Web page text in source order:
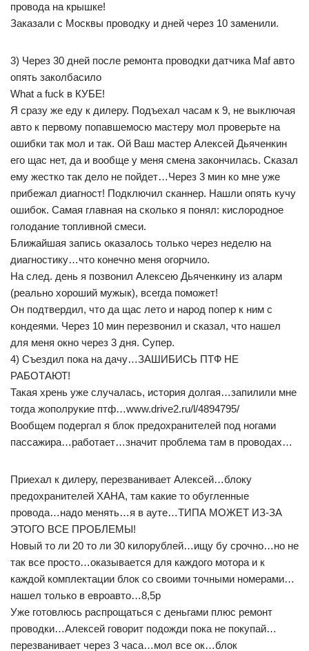
провода на крышке!
Заказали с Москвы проводку и дней через 10 заменили.
3) Через 30 дней после ремонта проводки датчика Maf авто
опять заколбасило
What a fuck в КУБЕ!
Я сразу же еду к дилеру. Подъехал часам к 9, не выключая
авто к первому попавшемосю мастеру мол проверьте на
ошибки так мол и так. Ой Ваш мастер Алексей Дьяченкин
его щас нет, да и вообще у меня смена закончилась. Сказал
ему жестко так дело не пойдет…Через 3 мин ко мне уже
прибежал диагност! Подключил сканнер. Нашли опять кучу
ошибок. Самая главная на сколько я понял: кислородное
голодание топливной смеси.
Ближайшая запись оказалось только через неделю на
диагностику…что конечно меня огорчило.
На след. день я позвонил Алексею Дьяченкину из аларм
(реально хороший мужык), всегда поможет!
Он подтвердил, что да щас лето и народ попер к ним с
кондеями. Через 10 мин перезвонил и сказал, что нашел
для меня окно через 3 дня. Супер.
4) Съездил пока на дачу…ЗАШИБИСЬ ПТФ НЕ
РАБОТАЮТ!
Такая хрень уже случалась, история долгая…запилили мне
тогда жополрукие птф…www.drive2.ru/l/4894795/
Вообщем подергал я блок предохранителей под ногами
пассажира…работает…значит проблема там в проводах…
Приехал к дилеру, перезванивает Алексей…блоку
предохранителей ХАНА, там какие то обугленные
провода…надо менять…я в ауте…ТИПА МОЖЕТ ИЗ-ЗА
ЭТОГО ВСЕ ПРОБЛЕМЫ!
Новый то ли 20 то ли 30 килорублей…ищу бу срочно…но не
так все просто…оказывается для каждого мотора и к
каждой комплектации блок со своими точными номерами…
нашел только в евроавто…8,5р
Уже готовлюсь распрощаться с деньгами плюс ремонт
проводки…Алексей говорит подожди пока не покупай…
перезванивает через 3 часа…мол все ок…блок